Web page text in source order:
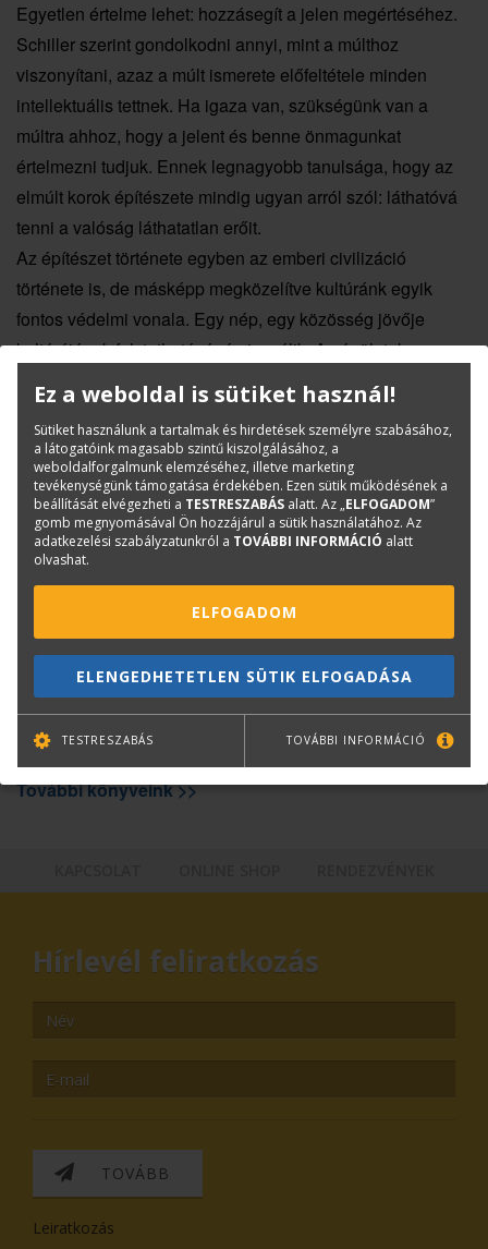
Egyetlen értelme lehet: hozzásegít a jelen megértéséhez.
Schiller szerint gondolkodni annyi, mint a múlthoz
viszonyítani, azaz a múlt ismerete előfeltétele minden
intellektuális tettnek. Ha igaza van, szükségünk van a
múltra ahhoz, hogy a jelent és benne önmagunkat
értelmezni tudjuk. Ennek legnagyobb tanulsága, hogy az
elmúlt korok építészete mindig ugyan arról szól: láthatóvá
tenni a valóság láthatatlan erőit.
Az építészet története egyben az emberi civilizáció
története is, de másképp megközelítve kultúránk egyik
fontos védelmi vonala. Egy nép, egy közösség jövője
kultúrájának folytathatóságán is múlik. Az épületek egy
része évszázadokig megmarad, hordozva korábbi korok
egymásra rakódott tudását, továbbadva azt a jelen és jövő
számára. Ennek jelentőségét most kezdjük igazán érteni.
„Az épület formáinak rendje sajátos áttétellel a kor saját –
ismereteiben számára valamilyenként adott – világának
rendjét ismétli meg” – írja Szentkirályi Zoltán.
segítenek – nemcsak vizsgára készülő egyetemi
hallgatóknak.
Az öt kötet részletes ismertetője.
További könyvajánlások:https://www.terc.hu/divizio-
cikklista/konyvkiado-es-bolt
További könyveink >>
Hírlevél feliratkozás
TOVÁBB
Leiratkozás
Ez a weboldal is sütiket használ!
Sütiket használunk a tartalmak és hirdetések személyre szabásához,
a látogatóink magasabb szintű kiszolgálásához, a
weboldalforgalmunk elemzéséhez, illetve marketing
tevékenységünk támogatása érdekében. Ezen sütik működésének a
beállítását elvégezheti a TESTRESZABÁS alatt. Az „ELFOGADOM”
gomb megnyomásával Ön hozzájárul a sütik használatához. Az
adatkezelési szabályzatunkról a TOVÁBBI INFORMÁCIÓ alatt
olvashat.
ELFOGADOM
ELENGEDHETETLEN SÜTIK ELFOGADÁSA
TESTRESZABÁS TOVÁBBI INFORMÁCIÓ